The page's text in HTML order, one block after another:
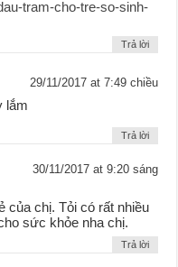
tram-cho-tre-so-sinh-
Trả lời
29/11/2017 at 7:49 chiều
lắm
Trả lời
30/11/2017 at 9:20 sáng
của chị. Tỏi có rất nhiều
sức khỏe nha chị.
Trả lời